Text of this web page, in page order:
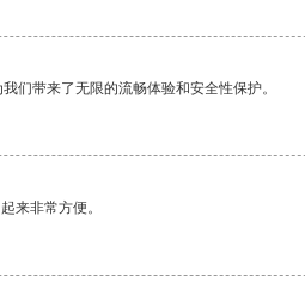
们带来了无限的流畅体验和安全性保护。
来非常方便。